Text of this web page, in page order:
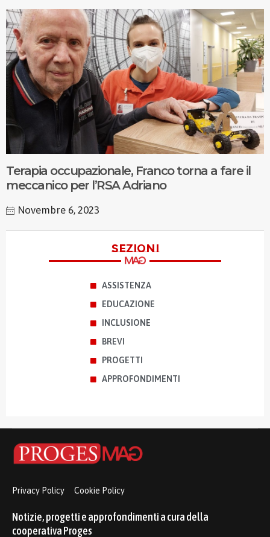
Terapia occupazionale, Franco torna a fare il
meccanico per l’RSA Adriano
Novembre 6, 2023
sezioni
ASSISTENZA
EDUCAZIONE
INCLUSIONE
BREVI
PROGETTI
APPROFONDIMENTI
Privacy Policy Cookie Policy
Notizie, progetti e approfondimenti a cura della
cooperativa Proges